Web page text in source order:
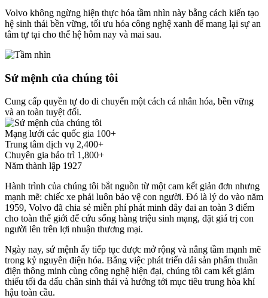
Volvo không ngừng hiện thực hóa tầm nhìn này bằng cách kiến tạo
hệ sinh thái bền vững, tối ưu hóa công nghệ xanh để mang lại sự an
tâm tự tại cho thế hệ hôm nay và mai sau.
Sứ mệnh của chúng tôi
Cung cấp quyền tự do di chuyển một cách cá nhân hóa, bền vững
và an toàn tuyệt đối.
Mạng lưới các quốc gia 100+
Trung tâm dịch vụ 2,400+
Chuyên gia bảo trì 1,800+
Năm thành lập 1927
Hành trình của chúng tôi bắt nguồn từ một cam kết giản đơn nhưng
mạnh mẽ: chiếc xe phải luôn bảo vệ con người. Đó là lý do vào năm
1959, Volvo đã chia sẻ miễn phí phát minh dây đai an toàn 3 điểm
cho toàn thế giới để cứu sống hàng triệu sinh mạng, đặt giá trị con
người lên trên lợi nhuận thương mại.
Ngày nay, sứ mệnh ấy tiếp tục được mở rộng và nâng tầm mạnh mẽ
trong kỷ nguyên điện hóa. Bằng việc phát triển dải sản phẩm thuần
điện thông minh cùng công nghệ hiện đại, chúng tôi cam kết giảm
thiểu tối đa dấu chân sinh thái và hướng tới mục tiêu trung hòa khí
hậu toàn cầu.